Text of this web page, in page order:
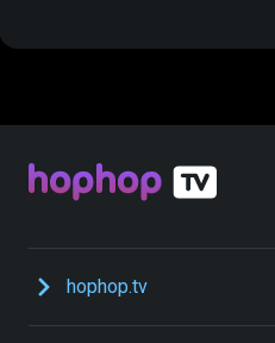
hophop.tv